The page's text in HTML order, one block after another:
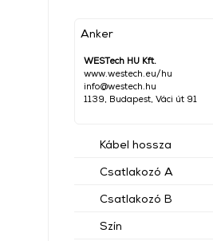
Anker
WESTech HU Kft.
www.westech.eu/hu
info@westech.hu
1139, Budapest, Váci út 91
Kábel hossza
Csatlakozó A
Csatlakozó B
Szín